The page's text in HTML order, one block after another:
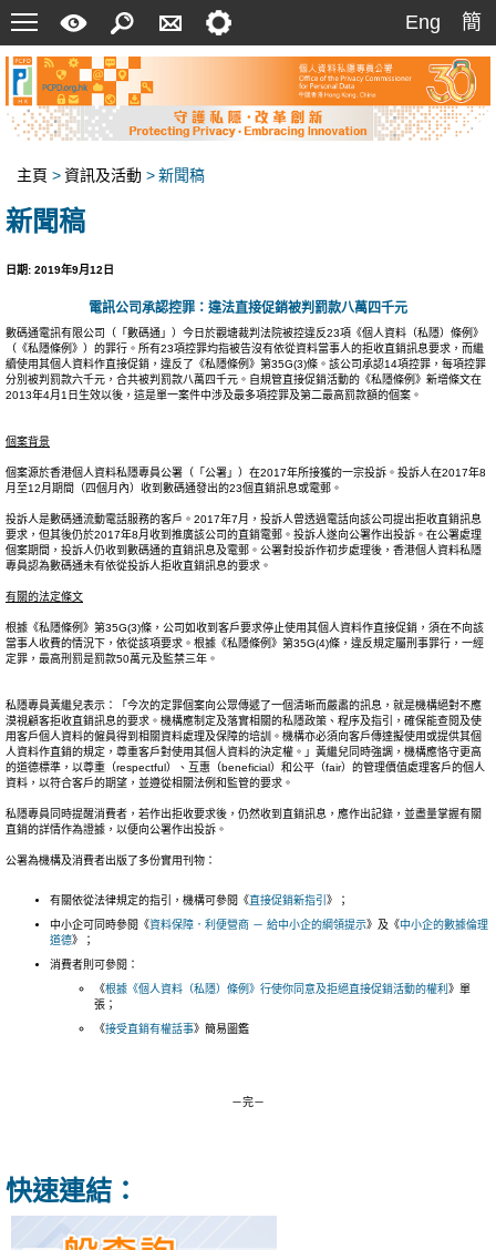
菜
單
速
指
南
索
絡
我
定
Eng
簡
簡
主頁 >資訊及活動 >新聞稿
新聞稿
日期: 2019年9月12日
電訊公司承認控罪：違法直接促銷被判罰款八萬四千元
數碼通電訊有限公司（「數碼通」）今日於觀塘裁判法院被控違反23項《個人資料（私隱）條例》
（《私隱條例》）的罪行。所有23項控罪均指被告沒有依從資料當事人的拒收直銷訊息要求，而繼
續使用其個人資料作直接促銷，違反了《私隱條例》第35G(3)條。該公司承認14項控罪，每項控罪
分別被判罰款六千元，合共被判罰款八萬四千元。自規管直接促銷活動的《私隱條例》新增條文在
2013年4月1日生效以後，這是單一案件中涉及最多項控罪及第二最高罰款額的個案。
個案背景
個案源於香港個人資料私隱專員公署（「公署」）在2017年所接獲的一宗投訴。投訴人在2017年8
月至12月期間（四個月內）收到數碼通發出的23個直銷訊息或電郵。
投訴人是數碼通流動電話服務的客戶。2017年7月，投訴人曾透過電話向該公司提出拒收直銷訊息
要求，但其後仍於2017年8月收到推廣該公司的直銷電郵。投訴人遂向公署作出投訴。在公署處理
個案期間，投訴人仍收到數碼通的直銷訊息及電郵。公署對投訴作初步處理後，香港個人資料私隱
專員認為數碼通未有依從投訴人拒收直銷訊息的要求。
有關的法定條文
根據《私隱條例》第35G(3)條，公司如收到客戶要求停止使用其個人資料作直接促銷，須在不向該
當事人收費的情況下，依從該項要求。根據《私隱條例》第35G(4)條，違反規定屬刑事罪行，一經
定罪，最高刑罰是罰款50萬元及監禁三年。
私隱專員黃繼兒表示：「今次的定罪個案向公眾傳遞了一個清晰而嚴肅的訊息，就是機構絕對不應
漠視顧客拒收直銷訊息的要求。機構應制定及落實相關的私隱政策、程序及指引，確保能查閱及使
用客戶個人資料的僱員得到相關資料處理及保障的培訓。機構亦必須向客戶傳達擬使用或提供其個
人資料作直銷的規定，尊重客戶對使用其個人資料的決定權。」黃繼兒同時強調，機構應恪守更高
的道德標準，以尊重（respectful）、互惠（beneficial）和公平（fair）的管理價值處理客戶的個人
資料，以符合客戶的期望，並遵從相關法例和監管的要求。
私隱專員同時提醒消費者，若作出拒收要求後，仍然收到直銷訊息，應作出記錄，並盡量掌握有關
直銷的詳情作為證據，以便向公署作出投訴。
公署為機構及消費者出版了多份實用刊物：
有關依從法律規定的指引，機構可參閱《直接促銷新指引 》；
中小企可同時參閱《資料保障．利便營商 － 給中小企的綱領提示》及《中小企的數據倫理
道德》；
消費者則可參閱：
《根據《個人資料（私隱）條例》行使你同意及拒絕直接促銷活動的權利 》單
張；
《接受直銷有權話事》簡易圖鑑
－完－
快速連結：